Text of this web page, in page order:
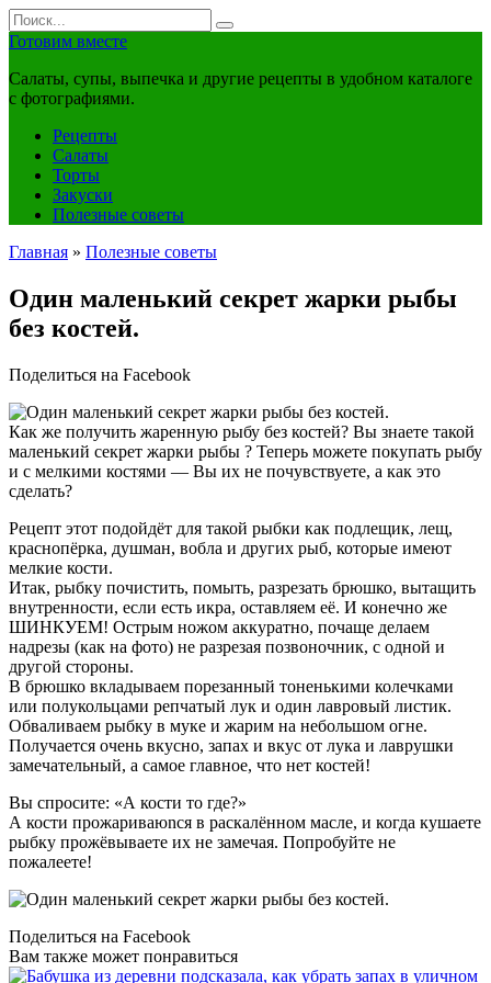
Перейти
к
Search
for:
Готовим вместе
Салаты, супы, выпечка и другие рецепты в удобном каталоге
с фотографиями.
Рецепты
Салаты
Торты
Закуски
Полезные советы
Главная » Полезные советы
Один маленький секрет жарки рыбы
без костей.
Поделиться на Facebook
Как же получить жаренную рыбу без костей? Вы знаете такой
маленький секрет жарки рыбы ? Теперь можете покупать рыбу
и с мелкими костями — Вы их не почувствуете, а как это
сделать?
Рецепт этот подойдёт для такой рыбки как подлещик, лещ,
краснопёрка, душман, вобла и других рыб, которые имеют
мелкие кости.
Итак, рыбку почистить, помыть, разрезать брюшко, вытащить
внутренности, если есть икра, оставляем её. И конечно же
ШИНКУЕМ! Острым ножом аккуратно, почаще делаем
надрезы (как на фото) не разрезая позвоночник, с одной и
другой стороны.
В брюшко вкладываем порезанный тоненькими колечками
или полукольцами репчатый лук и один лавровый листик.
Обваливаем рыбку в муке и жарим на небольшом огне.
Получается очень вкусно, запах и вкус от лука и лаврушки
замечательный, а самое главное, что нет костей!
Вы спросите: «А кости то где?»
А кости прожариваюnся в раскалённом масле, и когда кушаете
рыбку прожёвываете их не замечая. Попробуйте не
пожалеете!
Поделиться на Facebook
Вам также может понравиться